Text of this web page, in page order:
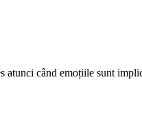
atunci când emoțiile sunt